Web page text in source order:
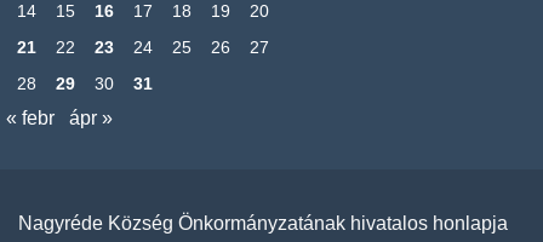
14
15 16 17 18 19
20
21
22 23 24 25 26
27
28
29 30 31
« febr ápr »
Nagyréde Község Önkormányzatának hivatalos honlapja